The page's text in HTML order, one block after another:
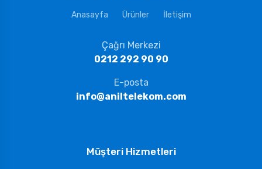
Anasayfa Ürünler İletişim
Çağrı Merkezi
0212 292 90 90
E-posta
info@aniltelekom.com
Müşteri Hizmetleri